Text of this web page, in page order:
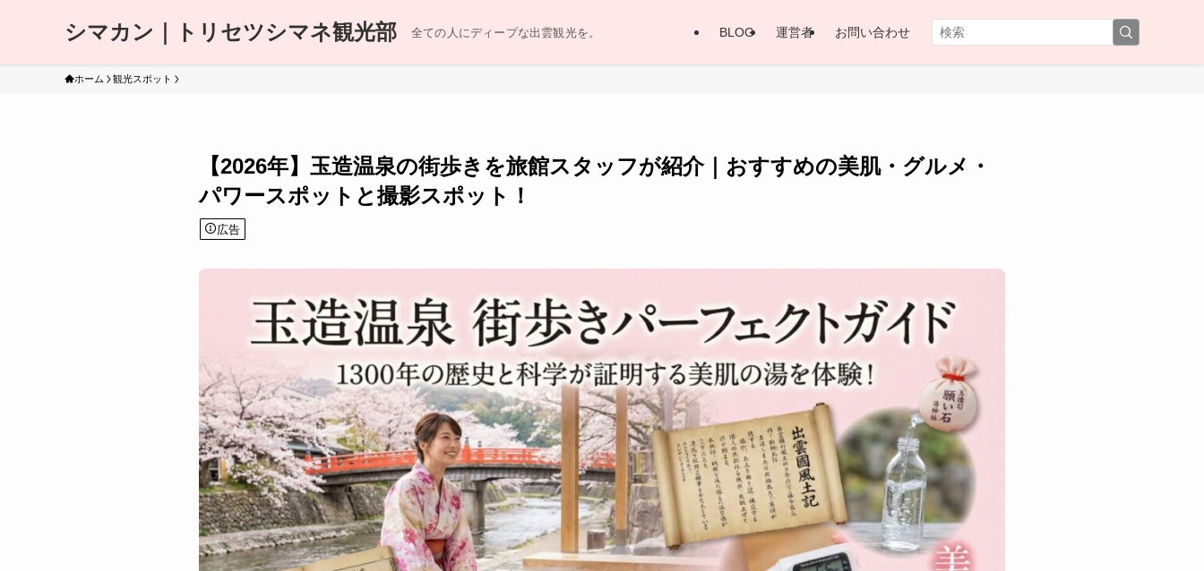
シマカン｜トリセツシマネ観光部 全ての人にディープな出雲観光を。 BLOG 運営者 お問い合わせ
ホーム 観光スポット
【2026年】玉造温泉の街歩きを旅館スタッフが紹介｜おすすめの美肌・グルメ・
パワースポットと撮影スポット！
広告